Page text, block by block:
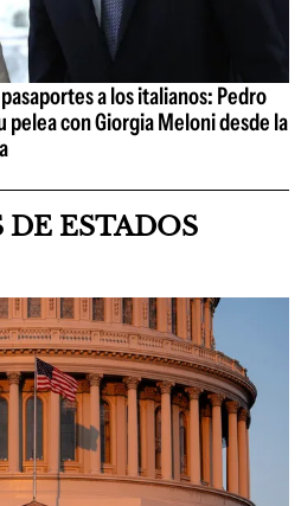
a los italianos: Pedro
pelea con Giorgia Meloni desde la
ESTADOS